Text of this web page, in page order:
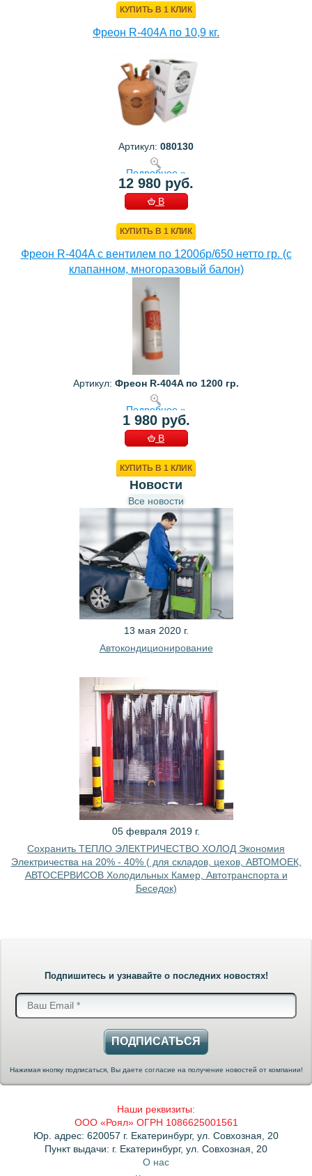
КУПИТЬ В 1 КЛИК
Фреон R-404A по 10,9 кг.
Артикул: 080130
Подробнее »
12 980 руб.
В
КУПИТЬ В 1 КЛИК
Фреон R-404A с вентилем по 1200бр/650 нетто гр. (с
клапанном, многоразовый балон)
Артикул: Фреон R-404A по 1200 гр.
Подробнее »
1 980 руб.
В
КУПИТЬ В 1 КЛИК
Новости
Все новости
13 мая 2020 г.
Автокондиционирование
05 февраля 2019 г.
Сохранить ТЕПЛО ЭЛЕКТРИЧЕСТВО ХОЛОД Экономия
Электричества на 20% - 40% ( для складов, цехов, АВТОМОЕК,
АВТОСЕРВИСОВ Холодильных Камер, Автотранспорта и
Беседок)
Подпишитесь и узнавайте о последних новостях!
ПОДПИСАТЬСЯ
Нажимая кнопку подписаться, Вы даете согласие на получение новостей от компании!
Наши реквизиты:
ООО «Роял» ОГРН 1086625001561
Юр. адрес: 620057 г. Екатеринбург, ул. Совхозная, 20
Пункт выдачи: г. Екатеринбург, ул. Совхозная, 20
О нас